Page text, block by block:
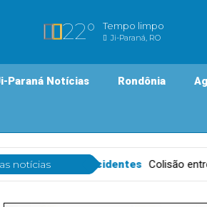
22° Tempo limpo
Ji-Paraná, RO
Paraná Notícias Rondônia
notícias
Colisão entre Honda Pop e Ford Ka